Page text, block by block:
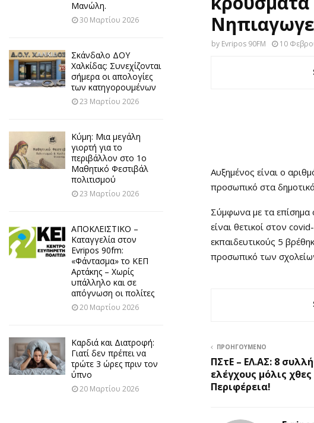
by Evripos 90FM 10
Αυξημένος είναι ο
προσωπικό στα
Σύμφωνα με τα επίσημα
είναι θετικοί στον
εκπαιδευτικούς 5
προσωπικό των
ΠΡΟΗΓΟΎΜΕΝΟ
ΠΣτΕ – ΕΛ.ΑΣ: 8
ελέγχους μόλις
Περιφέρεια!
Μανώλη.
30 Μαρτίου 2026
Σκάνδαλο ΔΟΥ
Χαλκίδας: Συνεχίζονται
σήμερα οι απολογίες
των κατηγορουμένων
23 Μαρτίου 2026
Κύμη: Μια μεγάλη
γιορτή για το
περιβάλλον στο 1ο
Μαθητικό Φεστιβάλ
πολιτισμού
23 Μαρτίου 2026
ΑΠΟΚΛΕΙΣΤΙΚΟ –
Καταγγελία στον
Evripos 90fm:
«Φάντασμα» το ΚΕΠ
Αρτάκης – Χωρίς
υπάλληλο και σε
απόγνωση οι πολίτες
20 Μαρτίου 2026
Καρδιά και Διατροφή:
Γιατί δεν πρέπει να
τρώτε 3 ώρες πριν τον
ύπνο
20 Μαρτίου 2026